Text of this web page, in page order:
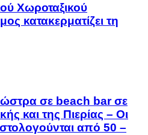
Χωροταξικού
κατακερματίζει τη
σε beach bar σε
και της Πιερίας – Οι
από 50 –